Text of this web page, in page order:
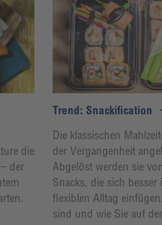
die
der
Trend: Snackification
Die klassischen
der Vergangenheit
Abgelöst werden sie
Snacks, die sich besser
flexiblen Alltag
sind und wie Sie auf